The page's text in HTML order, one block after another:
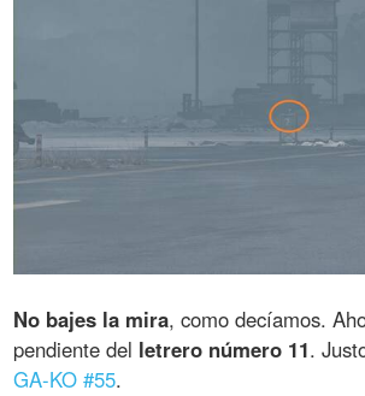
No bajes la mira, como decíamos.
pendiente del letrero número 11.
GA-KO #55.